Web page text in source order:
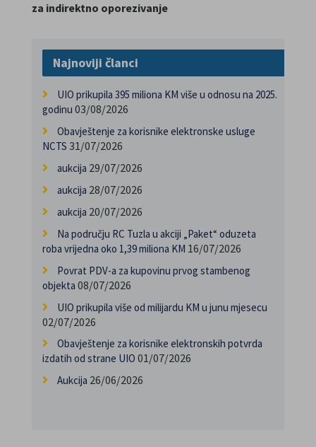
za indirektno oporezivanje
Najnoviji članci
UIO prikupila 395 miliona KM više u odnosu na 2025.
godinu 03/08/2026
Obavještenje za korisnike elektronske usluge
NCTS 31/07/2026
aukcija 29/07/2026
aukcija 28/07/2026
aukcija 20/07/2026
Na području RC Tuzla u akciji „Paket“ oduzeta
roba vrijedna oko 1,39 miliona KM 16/07/2026
Povrat PDV-a za kupovinu prvog stambenog
objekta 08/07/2026
UIO prikupila više od milijardu KM u junu mjesecu
02/07/2026
Obavještenje za korisnike elektronskih potvrda
izdatih od strane UIO 01/07/2026
Aukcija 26/06/2026